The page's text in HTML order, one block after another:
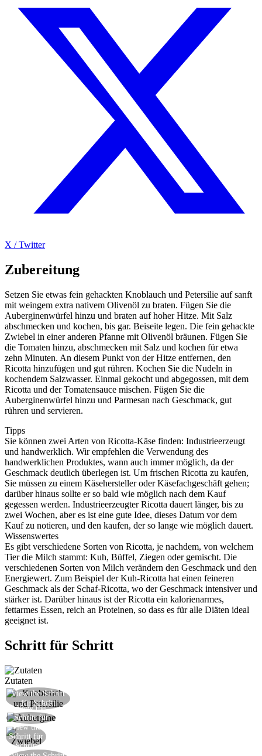
X / Twitter
Zubereitung
Setzen Sie etwas fein gehackten Knoblauch und Petersilie auf sanft
mit weingem extra nativem Olivenöl zu braten. Fügen Sie die
Auberginenwürfel hinzu und braten auf hoher Hitze. Mit Salz
abschmecken und kochen, bis gar. Beiseite legen. Die fein gehackte
Zwiebel in einer anderen Pfanne mit Olivenöl bräunen. Fügen Sie
die Tomaten hinzu, abschmecken mit Salz und kochen für etwa
zehn Minuten. An diesem Punkt von der Hitze entfernen, den
Ricotta hinzufügen und gut rühren. Kochen Sie die Nudeln in
kochendem Salzwasser. Einmal gekocht und abgegossen, mit dem
Ricotta und der Tomatensauce mischen. Fügen Sie die
Auberginenwürfel hinzu und Parmesan nach Geschmack, gut
rühren und servieren.
Tipps
Sie können zwei Arten von Ricotta-Käse finden: Industrieerzeugt
und handwerklich. Wir empfehlen die Verwendung des
handwerklichen Produktes, wann auch immer möglich, da der
Geschmack deutlich überlegen ist. Um frischen Ricotta zu kaufen,
Sie müssen zu einem Käsehersteller oder Käsefachgeschäft gehen;
darüber hinaus sollte er so bald wie möglich nach dem Kauf
gegessen werden. Industrieerzeugter Ricotta dauert länger, bis zu
zwei Wochen, aber es ist eine gute Idee, dieses Datum vor dem
Kauf zu notieren, und den kaufen, der so lange wie möglich dauert.
Wissenswertes
Es gibt verschiedene Sorten von Ricotta, je nachdem, von welchem
Tier die Milch stammt: Kuh, Büffel, Ziegen oder gemischt. Die
verschiedenen Sorten von Milch verändern den Geschmack und den
Energiewert. Zum Beispiel der Kuh-Ricotta hat einen feineren
Geschmack als der Schaf-Ricotta, wo der Geschmack intensiver und
stärker ist. Darüber hinaus ist der Ricotta ein kalorienarmes,
fettarmes Essen, reich an Proteinen, so dass es für alle Diäten ideal
geeignet ist.
Schritt für Schritt
Zutaten
View the Schritt
für Schritt
View the
Schritt für
Schritt
View the
Schritt für
Schritt